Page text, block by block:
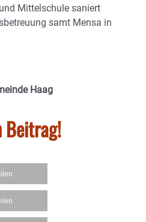
Mittelschule saniert
samt Mensa in
Haag
Beitrag!